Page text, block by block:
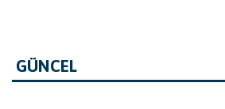
GÜNCEL